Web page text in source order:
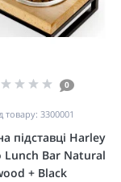
0
товару: 3300001
підставці Harley
Lunch Bar Natural
+ Black